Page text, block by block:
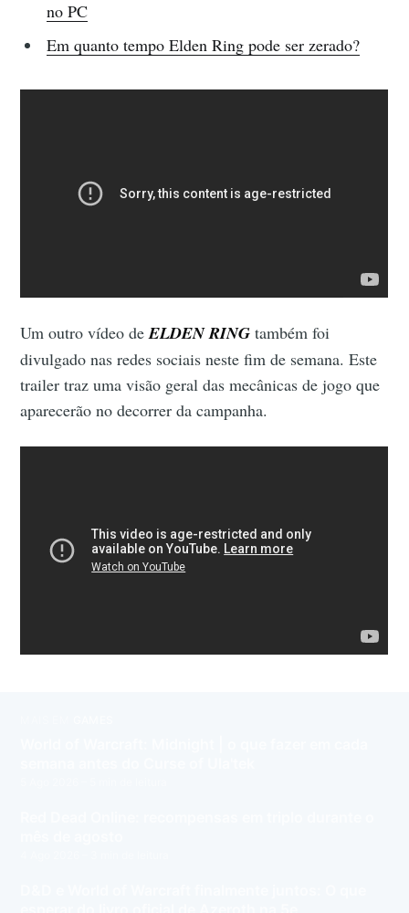
no PC
Em quanto tempo Elden Ring pode ser zerado?
Um outro vídeo deELDEN RING também foi
divulgado nas redes sociais neste fim de semana. Este
trailer traz uma visão geral das mecânicas de jogo que
aparecerão no decorrer da campanha.